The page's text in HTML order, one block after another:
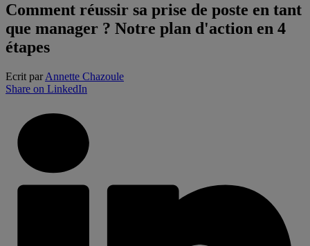
Comment réussir sa prise de poste en tant
que manager ? Notre plan d'action en 4
étapes
Ecrit parAnnette Chazoule
Share on LinkedIn